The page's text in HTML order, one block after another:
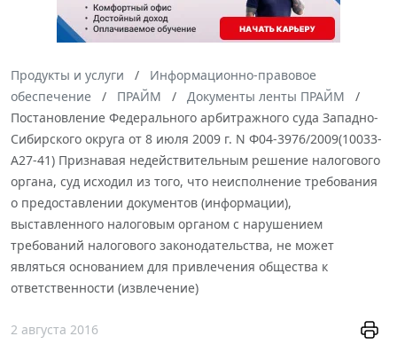
Продукты и услуги
Информационно-правовое
обеспечение
ПРАЙМ
Документы ленты ПРАЙМ
Постановление Федерального арбитражного суда Западно-
Сибирского округа от 8 июля 2009 г. N Ф04-3976/2009(10033-
А27-41) Признавая недействительным решение налогового
органа, суд исходил из того, что неисполнение требования
о предоставлении документов (информации),
выставленного налоговым органом с нарушением
требований налогового законодательства, не может
являться основанием для привлечения общества к
ответственности (извлечение)
2 августа 2016